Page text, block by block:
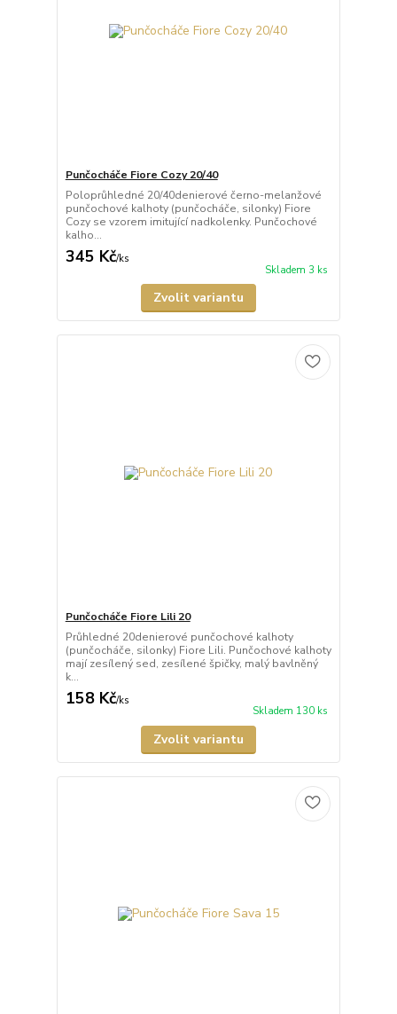
Punčocháče Fiore Cozy 20/40
Poloprůhledné 20/40denierové černo-melanžové
punčochové kalhoty (punčocháče, silonky) Fiore
Cozy se vzorem imitující nadkolenky. Punčochové
kalho...
345 Kč/ks
Skladem 3 ks
Zvolit variantu
Punčocháče Fiore Lili 20
Průhledné 20denierové punčochové kalhoty
(punčocháče, silonky) Fiore Lili. Punčochové kalhoty
mají zesílený sed, zesílené špičky, malý bavlněný
k...
158 Kč/ks
Skladem 130 ks
Zvolit variantu